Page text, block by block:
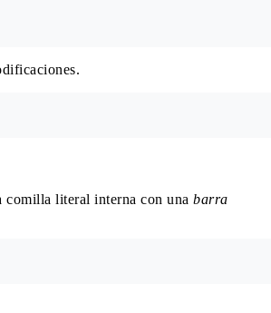
comilla literal interna con una barra